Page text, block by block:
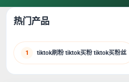
热门产品
1 tiktok刷粉 tiktok买粉 tiktok买粉丝